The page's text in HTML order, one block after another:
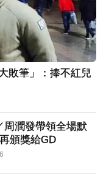
敗筆」：捧不紅兒
周潤發帶領全場默
頒獎給GD